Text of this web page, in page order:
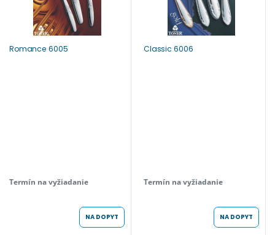
Romance 6005
Termín na vyžiadanie
NA DOPYT
Classic 6006
Termín na vyžiadanie
NA DOPYT